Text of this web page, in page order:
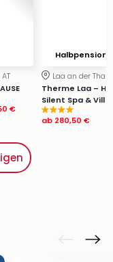
€
Halbpension
Laa an der
Therme Laa –
Silent Spa &
ab 280,50 €